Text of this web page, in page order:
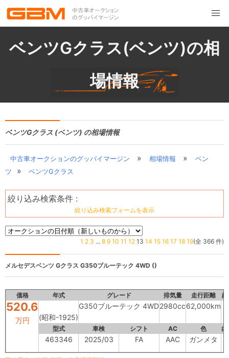
ベンツGクラス(ベンツ)の相
場情報
ベンツGクラス (ベンツ) の相場情報
中古車オークションのグッバイマージン » 相場情報 »
ベン
ツ
» ベンツGクラス
絞り込み検索条件 :
絞り込み検索フォームを表示
1 2 3 ... 8 9 10 11 12 13 14 15 16 17 18 19(全 366 件)
メルセデスベンツ Gクラス G350ブルーテック 4WD ()
価格 年式 グレード 排気量 走行距離
520.6
万円 (昭和-1925)
G350ブルーテック 4WD2980cc62,000km
型式 車検 シフト AC 色 内
463346 2025/03 FA AAC ガンメタ